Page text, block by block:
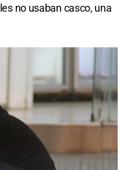
no usaban casco, una